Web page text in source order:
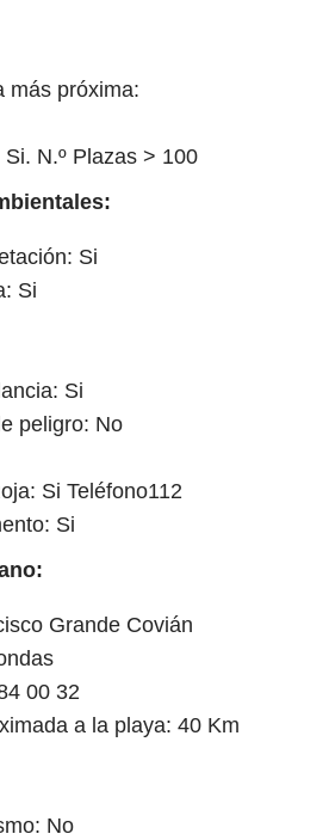
más próxima:
N.º Plazas > 100
Si
Si
Si
peligro: No
Si Teléfono112
Si
Grande Covián
00 32
a la playa: 40 Km
No